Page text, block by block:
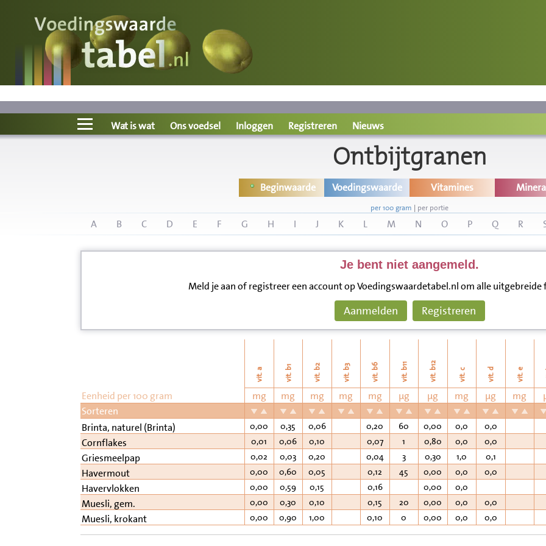
Voedingswaarde
Wat is wat?
Ons voedsel
Disclaimer
Wat is wat Ons voedsel Inloggen Registreren Nieuws
Ontbijtgranen
Beginwaarde Voedingswaarde Vitamines
per 100 gram | per portie
A B C D E F G H I J K L M N O P Q R
Je bent niet aangemeld.
Meld je aan of registreer een account op Voedingswaardetabel.nl om alle
Aanmelden Registreren
vit. a vit. b1 vit. b2 vit. b3 vit. b6 vit. b11 vit. b12 vit. c vit. d vit. e
Eenheid per 100 gram mg mg mg mg mg µg µg mg µg mg
Sorteren
Brinta, naturel (Brinta)
0,00 0,35 0,06 0,20 60 0,00 0,0 0,0
Cornflakes 0,01 0,06 0,10 0,07 1 0,80 0,0 0,0
Griesmeelpap 0,02 0,03 0,20 0,04 3 0,30 1,0 0,1
Havermout 0,00 0,60 0,05 0,12 45 0,00 0,0 0,0
Havervlokken 0,00 0,59 0,15 0,16 0,00 0,0
Muesli, gem. 0,00 0,30 0,10 0,15 20 0,00 0,0 0,0
Muesli, krokant 0,00 0,90 1,00 0,10 0 0,00 0,0 0,0